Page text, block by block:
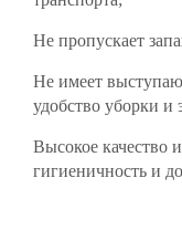
Не пропускает
Не имеет
удобство уборки и
Высокое качество
гигиеничность и